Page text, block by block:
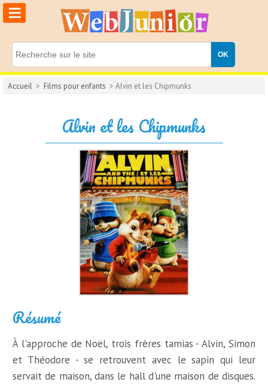
≡
Accueil > Films pour enfants > Alvin et les Chipmunks
Alvin et les Chipmunks
Résumé
À l'approche de Noël, trois frères tamias - Alvin, Simon
et Théodore - se retrouvent avec le sapin qui leur
servait de maison, dans le hall d'une maison de disques.